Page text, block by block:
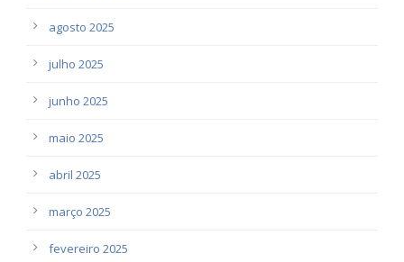
agosto 2025
julho 2025
junho 2025
maio 2025
abril 2025
março 2025
fevereiro 2025